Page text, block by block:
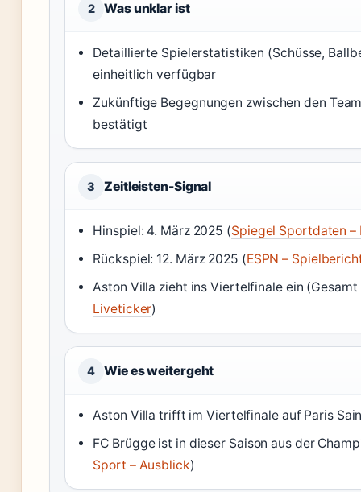
2 Was unklar ist
Detaillierte Spielerstatistiken (Schüsse,
einheitlich verfügbar
Zukünftige Begegnungen zwischen den
bestätigt
3 Zeitleisten-Signal
Hinspiel: 4. März 2025 (Spiegel Sportdaten
Rückspiel: 12. März 2025 (ESPN –
Aston Villa zieht ins Viertelfinale ein (Gesamt
Liveticker)
4 Wie es weitergeht
Aston Villa trifft im Viertelfinale auf Paris
FC Brügge ist in dieser Saison aus der
Sport – Ausblick)